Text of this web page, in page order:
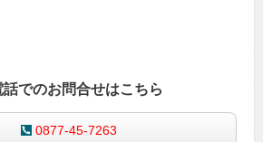
話でのお問合せはこちら
0877-45-7263